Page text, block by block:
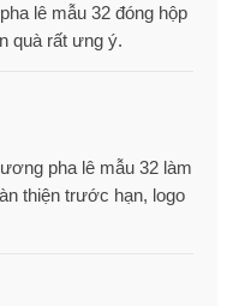
lê mẫu 32 đóng hộp
quà rất ưng ý.
pha lê mẫu 32 làm
thiện trước hạn, logo